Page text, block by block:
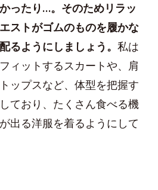
ったり…。そのためリラッ
ストがゴムのものを履かな
るようにしましょう。 私は
ィットするスカートや、肩
ップスなど、体型を把握す
ており、たくさん食べる機
出る洋服を着るようにして